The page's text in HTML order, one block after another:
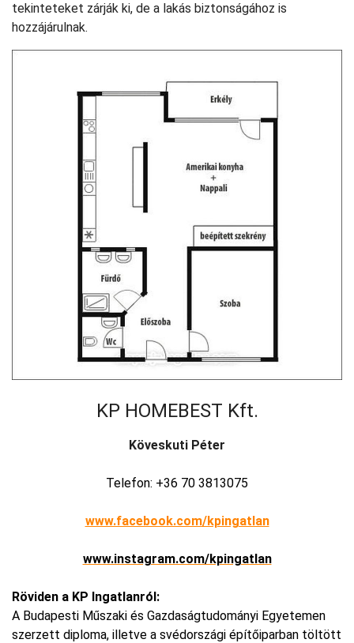
tekinteteket zárják ki, de a lakás biztonságához is
hozzájárulnak.
KP HOMEBEST Kft.
Köveskuti Péter
Telefon: +36 70 3813075
www.facebook.com/kpingatlan
www.instagram.com/kpingatlan
Röviden a KP Ingatlanról:
A Budapesti Műszaki és Gazdaságtudományi Egyetemen
szerzett diploma, illetve a svédországi építőiparban töltött